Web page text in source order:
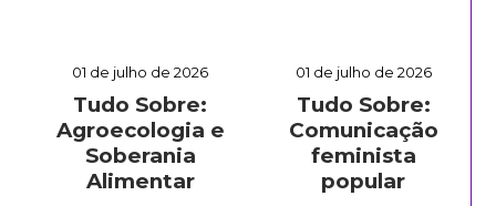
01 de julho de 2026
Tudo Sobre:
Agroecologia e
Soberania
Alimentar
01 de julho de 2026
Tudo Sobre:
Comunicação
feminista
popular